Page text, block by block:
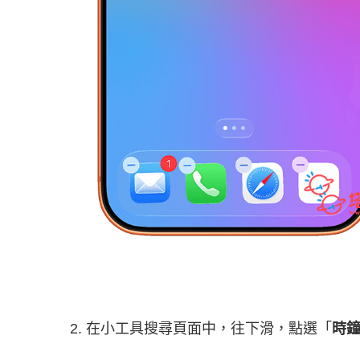
2. 在小工具搜尋頁面中，往下滑，點選「 時鐘